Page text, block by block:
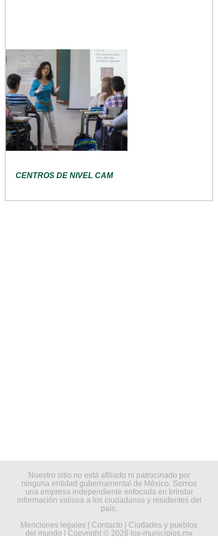
CENTROS DE NIVEL CAM
Nuestro sitio no está afiliado ni patrocinado por
ninguna entidad gubernamental de México. Somos
una empresa independiente enfocada en brindar
información valiosa a los ciudadanos y residentes del
país.
Menciones legales
Contacto
Ciudades y pueblos
del mundo | Copyright © 2026 los-municipios.mx